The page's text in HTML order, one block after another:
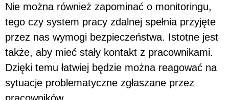
Nie można również zapominać o monitoringu,
tego czy system pracy zdalnej spełnia przyjęte
przez nas wymogi bezpieczeństwa. Istotne jest
także, aby mieć stały kontakt z pracownikami.
Dzięki temu łatwiej będzie można reagować na
sytuacje problematyczne zgłaszane przez
pracowników.